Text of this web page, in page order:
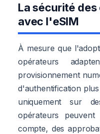
La sécurité
avec l'eSIM
À mesure que
opérateurs
provisionnement
d'authentification
uniquement sur
opérateurs
compte, des